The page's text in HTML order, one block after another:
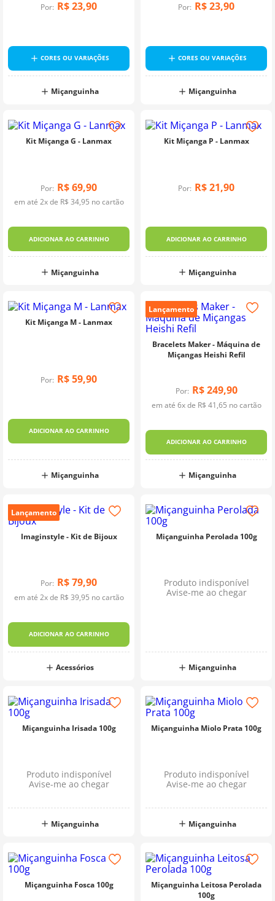
Por: R$23,90
CORES OU VARIAÇÕES
Miçanguinha
Por: R$23,90
CORES OU VARIAÇÕES
Miçanguinha
Kit Miçanga G - Lanmax
Por: R$69,90
em até 2x de R$ 34,95 no cartão
ADICIONAR AO CARRINHO
Miçanguinha
Kit Miçanga P - Lanmax
Por: R$21,90
ADICIONAR AO CARRINHO
Miçanguinha
Kit Miçanga M - Lanmax
Por: R$59,90
ADICIONAR AO CARRINHO
Miçanguinha
Lançamento
Bracelets Maker - Máquina de
Miçangas Heishi Refil
Por: R$ 249,90
em até 6x de R$ 41,65 no cartão
ADICIONAR AO CARRINHO
Miçanguinha
Lançamento
Imaginstyle - Kit de Bijoux
Por: R$79,90
em até 2x de R$ 39,95 no cartão
ADICIONAR AO CARRINHO
Acessórios
Miçanguinha Perolada 100g
Produto indisponível
Avise-me ao chegar
Miçanguinha
Miçanguinha Irisada 100g
Produto indisponível
Avise-me ao chegar
Miçanguinha
Miçanguinha Miolo Prata 100g
Produto indisponível
Avise-me ao chegar
Miçanguinha
Miçanguinha Fosca 100g
Miçanguinha Leitosa Perolada
100g
dmc